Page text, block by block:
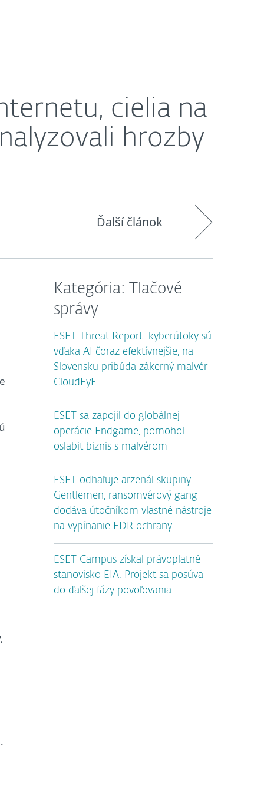
cielia na
hrozby
Ďalší článok
Kategória: Tlačové
správy
ESET Threat Report: kyberútoky sú
vďaka AI čoraz efektívnejšie, na
Slovensku pribúda zákerný malvér
CloudEyE
ESET sa zapojil do globálnej
operácie Endgame, pomohol
oslabiť biznis s malvérom
ESET odhaľuje arzenál skupiny
Gentlemen, ransomvérový gang
dodáva útočníkom vlastné nástroje
na vypínanie EDR ochrany
ESET Campus získal právoplatné
stanovisko EIA. Projekt sa posúva
do ďalšej fázy povoľovania